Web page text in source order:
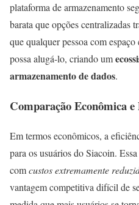
plataforma de armazenamento
barata que opções centralizadas
que qualquer pessoa com
possa alugá-lo, criando um
armazenamento de dados.
Comparação Econômica
Em termos econômicos, a
para os usuários do Siacoin.
comcustos extremamente
vantagem competitiva difícil de